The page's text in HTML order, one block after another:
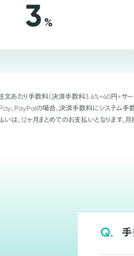
3 %
文あたり手数料（決済手数料3.6%+40円+サ
、PayPalの場合、決済手数料にシステム手
は、12ヶ月まとめてのお支払いとなります。
Q. 手